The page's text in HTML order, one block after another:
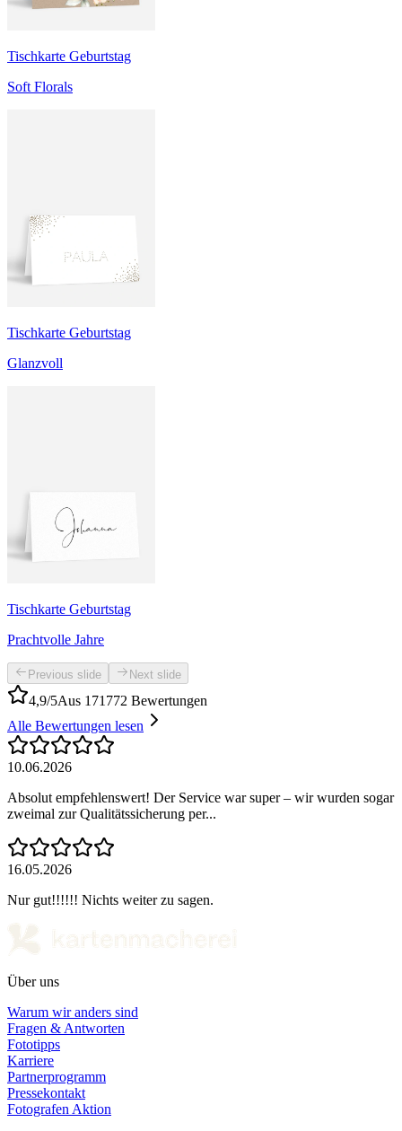
Tischkarte Geburtstag
Soft Florals
Tischkarte Geburtstag
Glanzvoll
Tischkarte Geburtstag
Prachtvolle Jahre
Previous slide Next slide
4,9/5Aus 171772 Bewertungen
Alle Bewertungen lesen
10.06.2026
Absolut empfehlenswert! Der Service war super – wir wurden sogar
zweimal zur Qualitätssicherung per...
16.05.2026
Nur gut!!!!!! Nichts weiter zu sagen.
Über uns
Warum wir anders sind
Fragen & Antworten
Fototipps
Karriere
Partnerprogramm
Pressekontakt
Fotografen Aktion